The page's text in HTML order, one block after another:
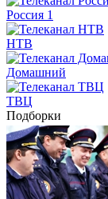
Россия 1
НТВ
Домашний
ТВЦ
Подборки